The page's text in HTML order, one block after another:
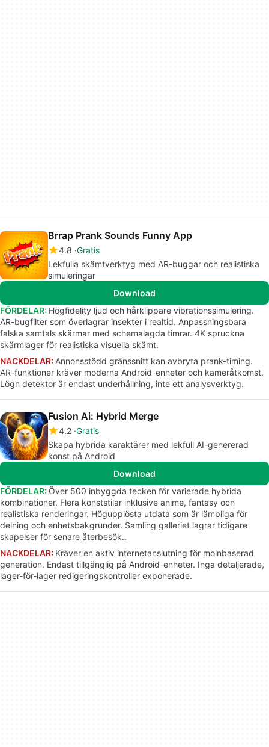
Brrap Prank Sounds Funny App
4.8 Gratis
Lekfulla skämtverktyg med AR-buggar och realistiska
simuleringar
Download
FÖRDELAR: Högfidelity ljud och hårklippare vibrationssimulering.
AR-bugfilter som överlagrar insekter i realtid. Anpassningsbara
falska samtals skärmar med schemalagda timrar. 4K spruckna
skärmlager för realistiska visuella skämt.
NACKDELAR: Annonsstödd gränssnitt kan avbryta prank-timing.
AR-funktioner kräver moderna Android-enheter och kameråtkomst.
Lögn detektor är endast underhållning, inte ett analysverktyg.
Fusion Ai: Hybrid Merge
4.2 Gratis
Skapa hybrida karaktärer med lekfull AI-genererad
konst på Android
Download
FÖRDELAR: Över 500 inbyggda tecken för varierade hybrida
kombinationer. Flera konststilar inklusive anime, fantasy och
realistiska renderingar. Högupplösta utdata som är lämpliga för
delning och enhetsbakgrunder. Samling galleriet lagrar tidigare
skapelser för senare återbesök..
NACKDELAR: Kräver en aktiv internetanslutning för molnbaserad
generation. Endast tillgänglig på Android-enheter. Inga detaljerade,
lager-för-lager redigeringskontroller exponerade.